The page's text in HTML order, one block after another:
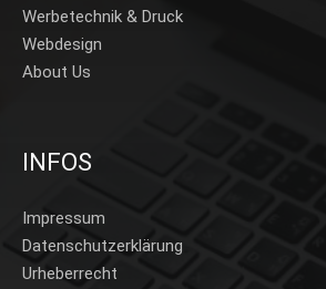
Werbetechnik & Druck
Webdesign
About Us
INFOS
Impressum
Datenschutzerklärung
Urheberrecht